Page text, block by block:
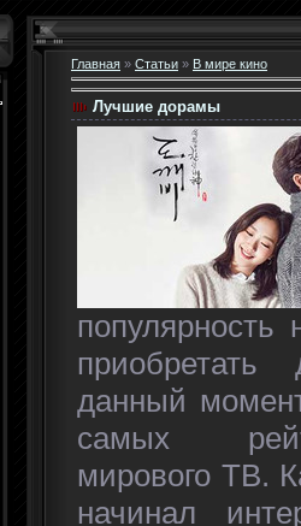
Главная » Статьи » В мире кино
Лучшие дорамы
популярность
данный
самых
мирового ТВ.
начинал